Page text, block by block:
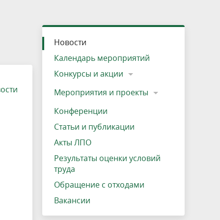
Озеро Плещеево
Вакансии
Экологические тропы и туристские
маршруты
Прокат велосипедов
Адрес, телефон, схема проезда
Результаты оценки условий труда
Интерактивная карта
Кадастр объектов животного мира, не
отнесенных к объектам охоты
Новости
Календарь мероприятий
Конкурсы и акции
Мероприятия и проекты
Конференции
Статьи и публикации
Акты ЛПО
Результаты оценки условий
труда
Обращение с отходами
Вакансии